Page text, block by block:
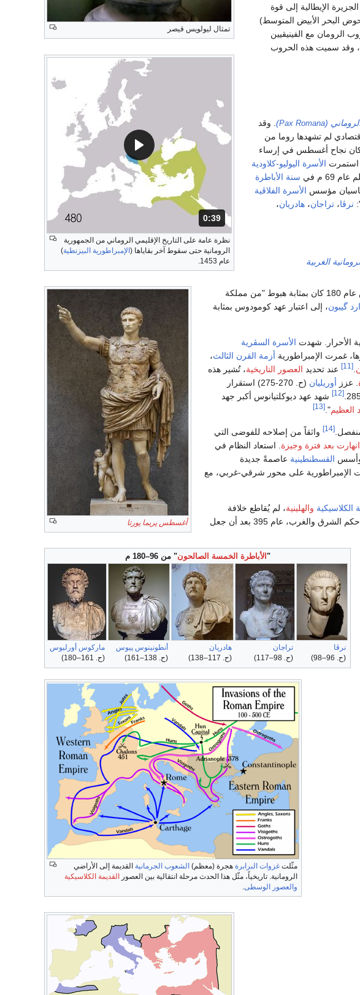
تمثال ليولويس قيصر
المدة: 39 ثانية.
0:39
نظرة عامة على التاريخ الإقليمي الروماني من الجمهورية
الرومانية حتى سقوط آخر بقاياها (الإمبراطورية البيزنطية)
عام 1453.
أغسطس پريما پورتا
الإيطالية إلى قوة
البحر الأبيض المتوسط)
الرومان مع الفينيقيين
وقد سميت هذه الحروب
" الأباطرة الخمسة الصالحون" من 96–180 م
نرڤا
(ح. 96–98
)
تراجان
(ح. 98–117
)
هادريان
(ح. 117–138
)
أنطونينوس پيوس
(ح. 138–161
)
ماركوس أورليوس
(ح. 161–180
)
(
Pax Romana
) . وقد
لم تشهدها روما من
نجاح أغسطس في إرساء
استمرت الأسرة اليوليو-كلاودية
69 م في
سنة الأباطرة
مؤسس الأسرة الفلاڤية
نرڤا، تراجان، هادريان،
الغربية
مثّلت غزوات البرابرة هجرة (معظم) الشعوب الجرمانية القديمة إلى الأراضي
الرومانية. تاريخياً، مثّل هذا الحدث مرحلة انتقالية بين العصور
القديمة الكلاسيكية
والعصور الوسطى.
العرش عام 180 كان بمثابة هبوط "من مملكة
گيبون، إلى اعتبار عهد كومودوس بمثابة
الأحرار. شهدت الأسرة السڤرية
غمرت الإمبراطورية أزمة القرن الثالث،
[11] عند تحديد العصور التاريخية، تُشير هذه
. عزز أوريليان
(ح. 270-275) استقرار
[12]
شهد عهد ديوكلتيانوس أكبر جهد
العظيم".
[13]
[14]
واثقاً من إصلاحه للفوضى التي
انهارت بعد فترة وجيزة . استعاد النظام في
وأسس القسطنطينية عاصمةً جديدة
الإمبراطورية على محور شرقي-غربي، مع
الكلاسيكية والهلينية، لم يُقاطع خلافة
، آخر إمبراطور حكم الشرق والغرب، عام 395 بعد أن جعل